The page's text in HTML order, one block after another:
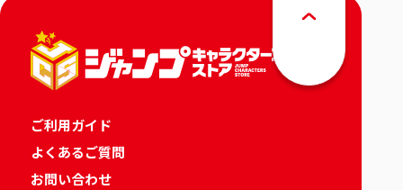
ご利用ガイド
よくあるご質問
お問い合わせ